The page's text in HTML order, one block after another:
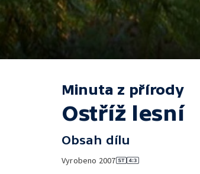
Minuta z přírody
Ostříž lesní
Obsah dílu
Vyrobeno 2007